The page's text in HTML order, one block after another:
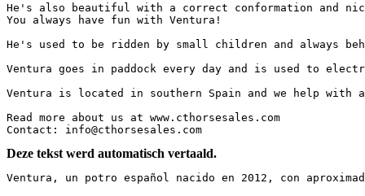
He's also beautiful with a correct conformation and
You always have fun with Ventura!
He's used to be ridden by small children and always
Ventura goes in paddock every day and is used to
Ventura is located in southern Spain and we help
Read more about us at www.cthorsesales.com
Contact: info@cthorsesales.com
Deze tekst werd automatisch vertaald.
Ventura, un potro español nacido en 2012, con